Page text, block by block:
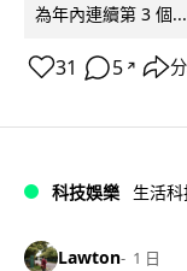
為年內連續第 3 個...
31 5 ↗
科技娛樂 生活科
Lawton 1 日